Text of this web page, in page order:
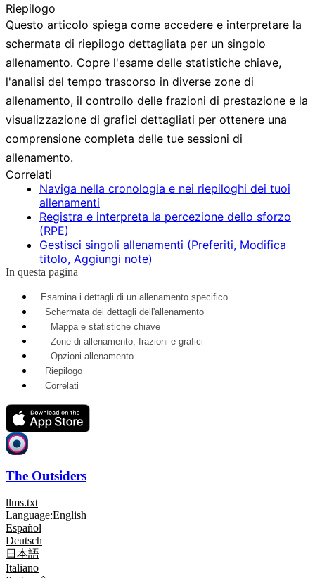
Riepilogo
Questo articolo spiega come accedere e interpretare la
schermata di riepilogo dettagliata per un singolo
allenamento. Copre l'esame delle statistiche chiave,
l'analisi del tempo trascorso in diverse zone di
allenamento, il controllo delle frazioni di prestazione e la
visualizzazione di grafici dettagliati per ottenere una
comprensione completa delle tue sessioni di
allenamento.
Correlati
Naviga nella cronologia e nei riepiloghi dei tuoi
allenamenti
Registra e interpreta la percezione dello sforzo
(RPE)
Gestisci singoli allenamenti (Preferiti, Modifica
titolo, Aggiungi note)
In questa pagina
Esamina i dettagli di un allenamento specifico
Schermata dei dettagli dell'allenamento
Mappa e statistiche chiave
Zone di allenamento, frazioni e grafici
Opzioni allenamento
Riepilogo
Correlati
The Outsiders
llms.txt
Language:English
Español
Deutsch
日本語
Italiano